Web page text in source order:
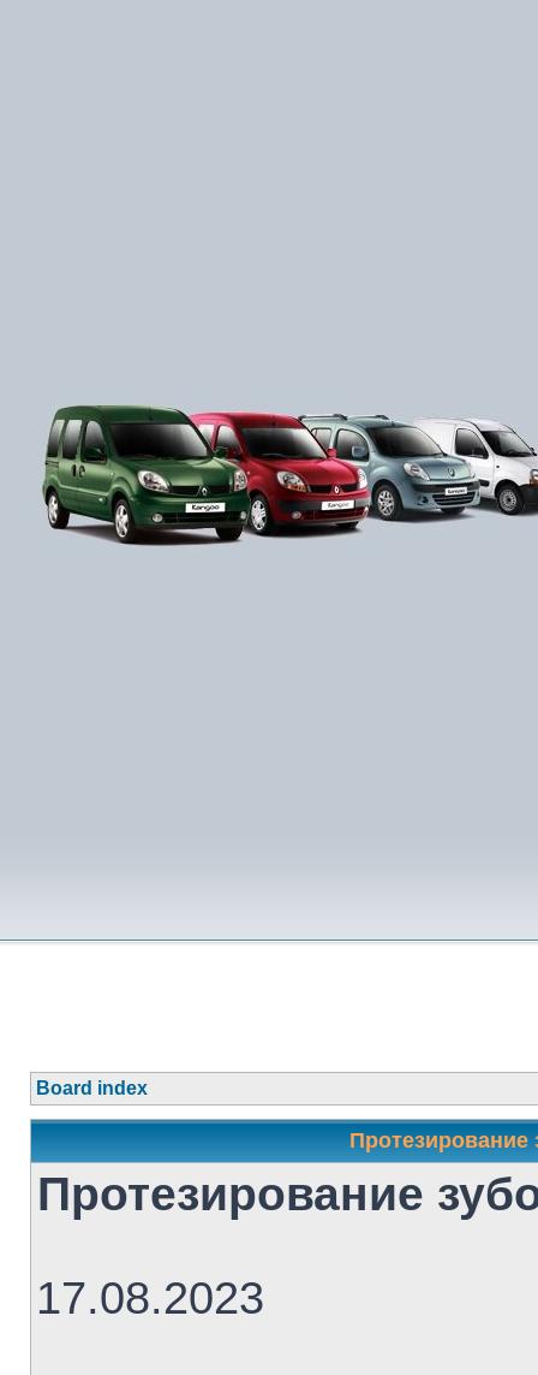
Board index
Протезирование
17.08.2023